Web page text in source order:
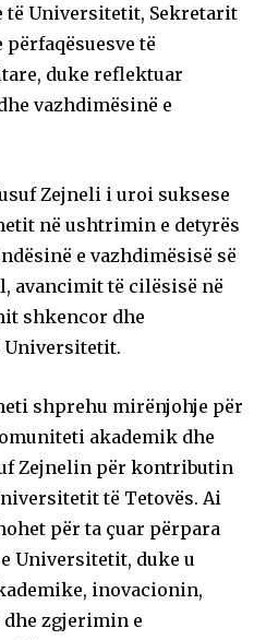
të Universitetit, Sekretarit
të
duke reflektuar
vazhdimësinë e
Zejneli i uroi suksese
në ushtrimin e detyrës
e vazhdimësisë së
të cilësisë në
shkencor dhe
shprehu mirënjohje për
akademik dhe
Zejnelin për kontributin
të Tetovës. Ai
për ta çuar përpara
Universitetit, duke u
inovacionin,
zgjerimin e